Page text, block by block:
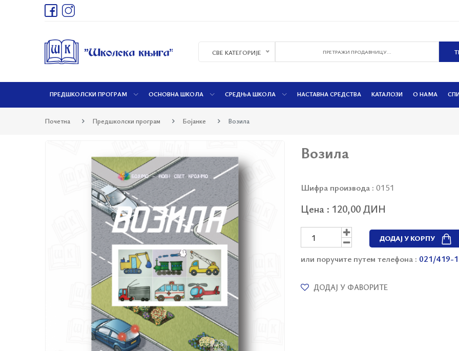
СВЕ КАТЕГОРИЈЕ
ПРЕДШКОЛСКИ ПРОГРАМ ОСНОВНА ШКОЛА СРЕДЊА ШКОЛА НАСТАВНА СРЕДСТВА КАТАЛОЗИ О НАМА
Почетна Предшколски програм Бојанке Возила
Возила
Шифра производа : 0151
Цена : 120,00 ДИН
ДОДАЈ У КОРПУ
или поручите путем телефона : 021/419-
ДОДАЈ У ФАВОРИТЕ